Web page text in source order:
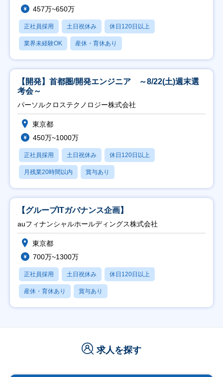
457万~650万
正社員採用 土日祝休み 休日120日以上
業界未経験OK 産休・育休あり
【開発】首都圏/開発エンジニア ～8/22(土)週末選
考会～
パーソルクロステクノロジー株式会社
東京都
450万~1000万
正社員採用 土日祝休み 休日120日以上
月残業20時間以内 賞与あり
【グループITガバナンス企画】
auフィナンシャルホールディングス株式会社
東京都
700万~1300万
正社員採用 土日祝休み 休日120日以上
産休・育休あり 賞与あり
求人を探す